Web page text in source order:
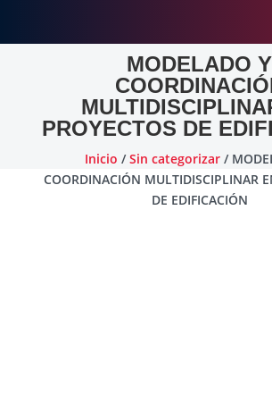
MODELADO Y
PROYECTOS DE
Inicio /Sin categorizar /
COORDINACIÓN MULTIDISCIPLINAR
DE EDIFICACIÓN